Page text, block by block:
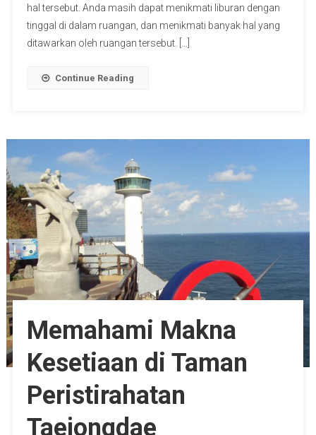
hal tersebut. Anda masih dapat menikmati liburan dengan
tinggal di dalam ruangan, dan menikmati banyak hal yang
ditawarkan oleh ruangan tersebut. […]
Continue Reading
Memahami Makna
Kesetiaan di Taman
Peristirahatan
Taejongdae